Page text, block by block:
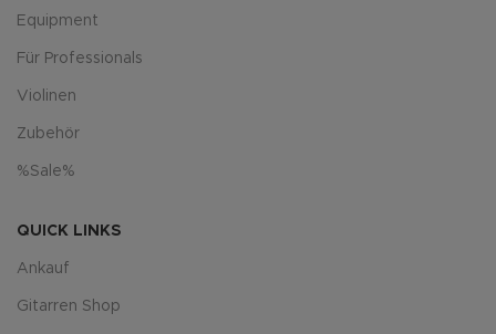
Equipment
Für Professionals
Violinen
Zubehör
%Sale%
QUICK LINKS
Ankauf
Gitarren Shop